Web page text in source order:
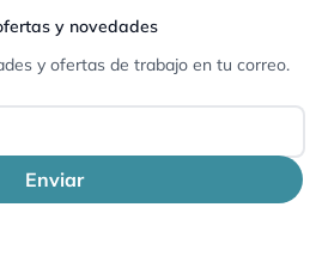
y novedades
y ofertas de trabajo en tu correo.
Enviar